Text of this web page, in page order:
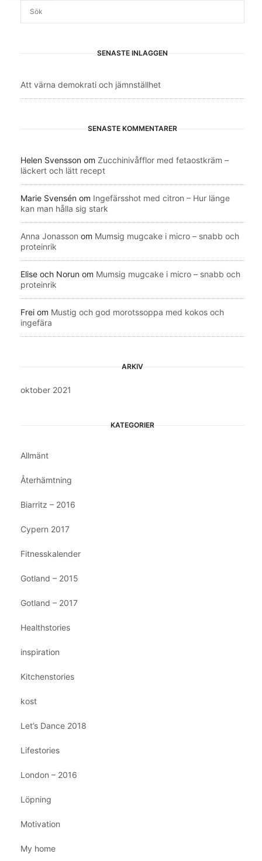
SENASTE INLÄGGEN
Att värna demokrati och jämnställhet
SENASTE KOMMENTARER
Helen Svensson om Zucchinivåfflor med fetaostkräm –
läckert och lätt recept
Marie Svensén om Ingefärsshot med citron – Hur länge
kan man hålla sig stark
Anna Jonasson om Mumsig mugcake i micro – snabb och
proteinrik
Elise och Norun om Mumsig mugcake i micro – snabb och
proteinrik
Frei om Mustig och god morotssoppa med kokos och
ingefära
ARKIV
oktober 2021
KATEGORIER
Allmänt
Återhämtning
Biarritz – 2016
Cypern 2017
Fitnesskalender
Gotland – 2015
Gotland – 2017
Healthstories
inspiration
Kitchenstories
kost
Let’s Dance 2018
Lifestories
London – 2016
Löpning
Motivation
My home